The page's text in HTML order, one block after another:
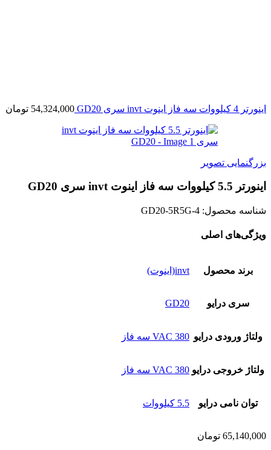
اينورتر 4 کیلووات سه فاز اینوت invt سری GD20 54,324,000 تومان
بزرگنمایی تصویر
اينورتر 5.5 کیلووات سه فاز اینوت invt سری GD20
شناسه محصول: GD20-5R5G-4
ویژگی‌های اصلی
برند محصول invt(اینوت)
سری درایو GD20
ولتاژ ورودی درایو 380 VAC سه فاز
ولتاژ خروجی درایو 380 VAC سه فاز
توان نامی درایو 5.5 کیلووات
65,140,000 تومان